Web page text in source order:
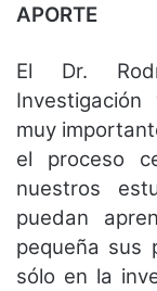
APORTE
El Dr.
muy
el proceso
nuestros
puedan
pequeña sus
sólo en la